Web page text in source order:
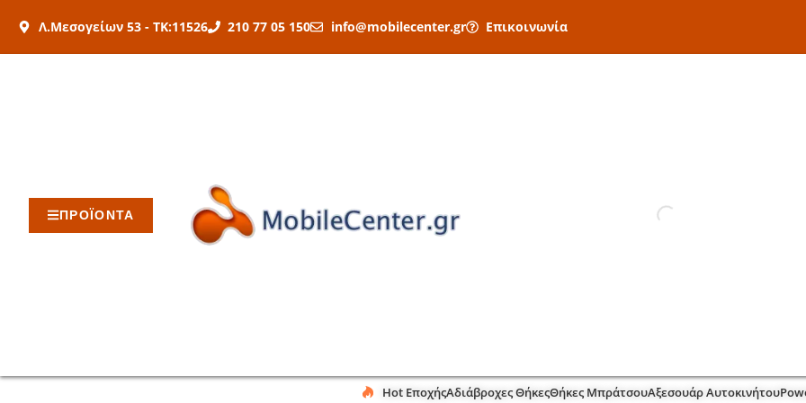
στο
Λ.Μεσογείων 53 - ΤΚ:11526 210 77 05 150 info@mobilecenter.gr Επικοινωνία
ΠΡΟΪΟΝΤΑ
Hot ΕποχήςΑδιάβροχες ΘήκεςΘήκες ΜπράτσουΑξεσουάρ Αυτοκινήτου